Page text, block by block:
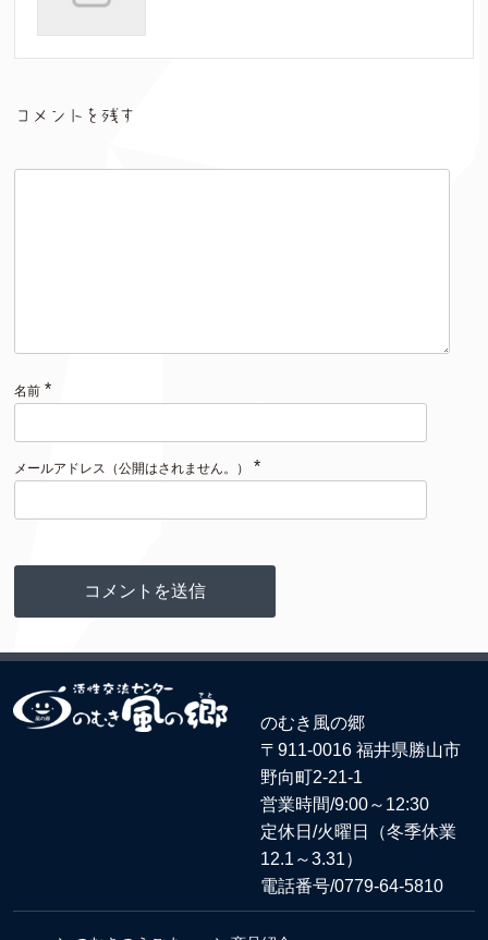
コメントを残す
名前 *
メールアドレス（公開はされません。） *
のむき風の郷
〒911-0016 福井県勝山市
野向町2-21-1
営業時間/9:00～12:30
定休日/火曜日（冬季休業
12.1～3.31）
電話番号/0779-64-5810